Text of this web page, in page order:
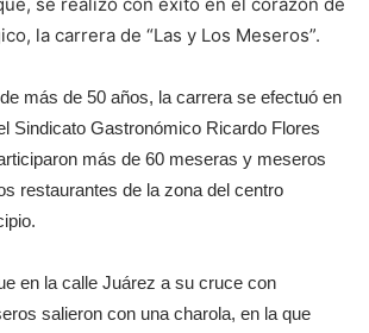
la carrera de “Las y Los Meseros”.
más de 50 años, la carrera se efectuó en
Sindicato Gastronómico Ricardo Flores
más de 60 meseras y meseros
restaurantes de la zona del centro
en la calle Juárez a su cruce con
salieron con una charola, en la que